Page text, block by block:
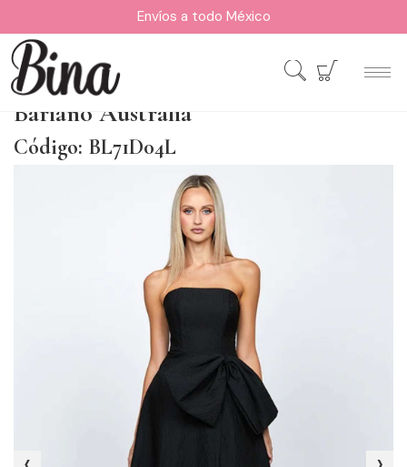
Envíos a todo México
Bariano Australia
Código: BL71D04L